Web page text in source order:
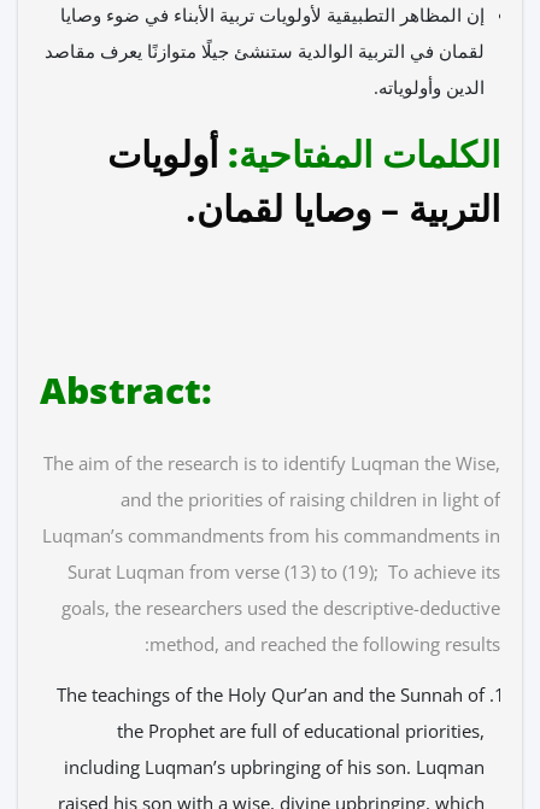
إن المظاهر التطبيقية لأولويات تربية الأبناء في ضوء وصايا
لقمان في التربية الوالدية ستنشئ جيلًا متوازنًا يعرف مقاصد
الدين وأولوياته.
الكلمات المفتاحية:أولويات
التربية – وصايا لقمان.
The aim of the research is to identify Luqman the Wise,
and the priorities of raising children in light of
Luqman’s commandments from his commandments in
Surat Luqman from verse (13) to (19); To achieve its
goals, the researchers used the descriptive-deductive
method, and reached the following results:
The teachings of the Holy Qur’an and the Sunnah of
the Prophet are full of educational priorities,
including Luqman’s upbringing of his son. Luqman
raised his son with a wise, divine upbringing, which